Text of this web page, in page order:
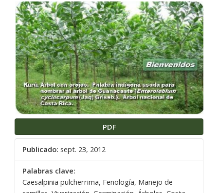
Barra
lateral
del
artículo
PDF
Publicado: sept. 23, 2012
Palabras clave:
Caesalpinia pulcherrima, Fenología, Manejo de